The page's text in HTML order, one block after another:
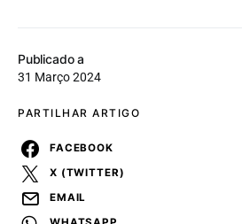
Publicado a
31 Março 2024
PARTILHAR ARTIGO
FACEBOOK
X (TWITTER)
EMAIL